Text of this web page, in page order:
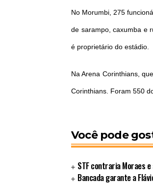
No Morumbi, 275
de sarampo, caxumba e
é proprietário do estádio.
Na Arena Corinthians,
Corinthians. Foram 550
Você pode
STF contraria Moraes
Bancada garante a